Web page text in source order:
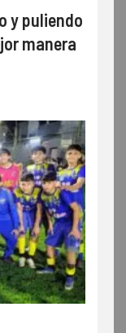
y puliendo
manera